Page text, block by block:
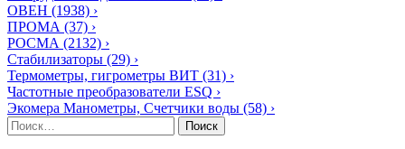
ОВЕН (1938) ›
ПРОМА (37) ›
РОСМА (2132) ›
Стабилизаторы (29) ›
Термометры, гигрометры ВИТ (31) ›
Частотные преобразователи ESQ ›
Экомера Манометры, Счетчики воды (58) ›
Найти: